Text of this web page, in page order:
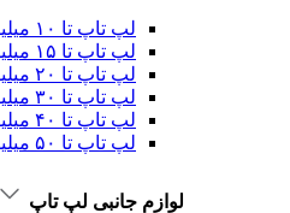
لپ تاپ تا ۱۰ میلیون تومان
لپ تاپ تا ۱۵ میلیون تومان
لپ تاپ تا ۲۰ میلیون تومان
لپ تاپ تا ۳۰ میلیون تومان
لپ تاپ تا ۴۰ میلیون تومان
لپ تاپ تا ۵۰ میلیون تومان
لوازم جانبی لپ تاپ